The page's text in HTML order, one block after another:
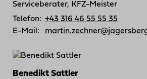
Serviceberater, KFZ-Meister
Telefon: +43 316 46 55 55 35
E-Mail:
Benedikt Sattler